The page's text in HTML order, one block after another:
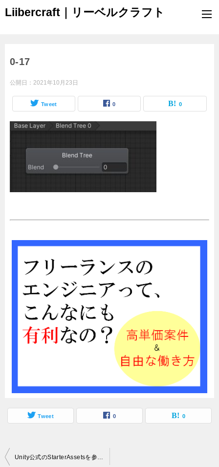
Liibercraft｜リーベルクラフト
0-17
公開日： 2021年10月23日
Tweet 0 0
Tweet 0 0
投
Unity公式のStarterAssetsを参考にアニメーションを作成・設定する！